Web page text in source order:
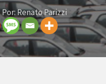
Por: Renato Parizzi